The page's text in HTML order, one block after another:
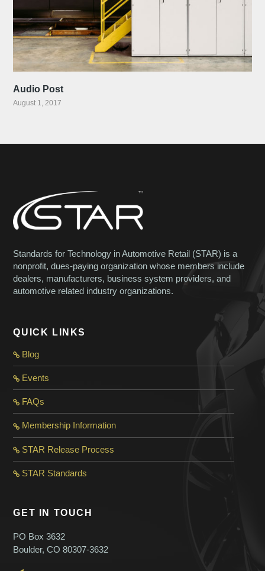
Audio Post
August 1, 2017
Standards for Technology in Automotive Retail (STAR) is a
nonprofit, dues-paying organization whose members include
dealers, manufacturers, business system providers, and
automotive related industry organizations.
QUICK LINKS
Blog
Events
FAQs
Membership Information
STAR Release Process
STAR Standards
GET IN TOUCH
PO Box 3632
Boulder, CO 80307-3632